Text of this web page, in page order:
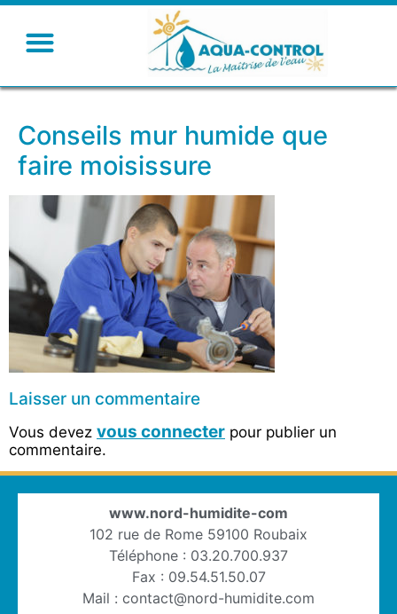
Conseils mur humide que
faire moisissure
Laisser un commentaire
Vous devez vous connecter pour publier un
commentaire.
www.nord-humidite-com
102 rue de Rome 59100 Roubaix
Téléphone : 03.20.700.937
Fax : 09.54.51.50.07
Mail : contact@nord-humidite.com